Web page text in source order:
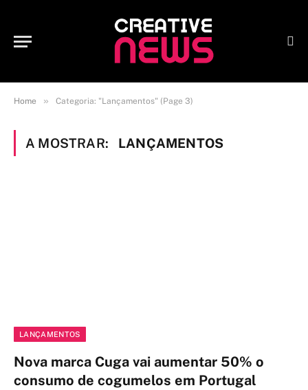
Home » Categoria: "Lançamentos" (Page 3)
A MOSTRAR: LANÇAMENTOS
LANÇAMENTOS
Nova marca Cuga vai aumentar 50% o
consumo de cogumelos em Portugal